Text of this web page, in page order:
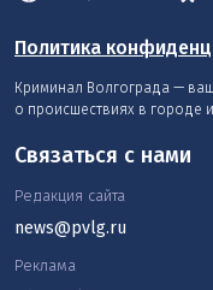
Политика
Криминал Волгограда —
о происшествиях в городе
Связаться с нами
Редакция сайта
news@pvlg.ru
Реклама